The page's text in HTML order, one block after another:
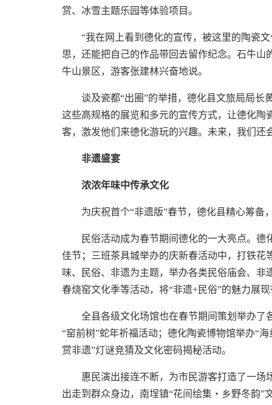
赏、冰雪主题乐园等体验项目。
“我在网上看到德化的宣传，被这里的陶瓷
思，还能把自己的作品带回去留作纪念。石牛
牛山景区，游客张建林兴奋地说。
谈及瓷都“出圈”的举措，德化县文旅局局长
这些高规格的展览和多元的宣传方式，让德化
客，激发他们来德化游玩的兴趣。未来，我们还
非遗盛宴
浓浓年味中传承文化
为庆祝首个“非遗版”春节，德化县精心筹
民俗活动成为春节期间德化的一大亮点。
佳节；三班茶具城举办的庆新春活动中，打铁
味、民俗、非遗为主题，举办各类民俗庙会、
春烧窑文化季等活动，将“非遗+民俗”的魅力展
全县各级文化场馆也在春节期间策划举办了
“窑前树”蛇年祈福活动；德化陶瓷博物馆举办“
赏非遗”灯谜竞猜及文化密码揭秘活动。
惠民演出接连不断，为市民游客打造了一场
出走到群众身边，南埕镇“花间绘集・乡野冬韵”